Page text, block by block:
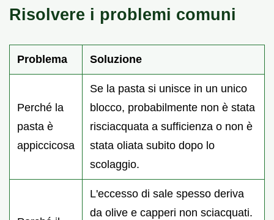
Risolvere i problemi comuni
Problema Soluzione
Perché la
pasta è
appiccicosa
Se la pasta si unisce in un unico
blocco, probabilmente non è stata
risciacquata a sufficienza o non è
stata oliata subito dopo lo
scolaggio.
L'eccesso di sale spesso deriva
da olive e capperi non sciacquati.